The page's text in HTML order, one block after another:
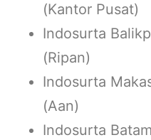
(Kantor Pusat)
Indosurta
(Ripan)
Indosurta
(Aan)
Indosurta